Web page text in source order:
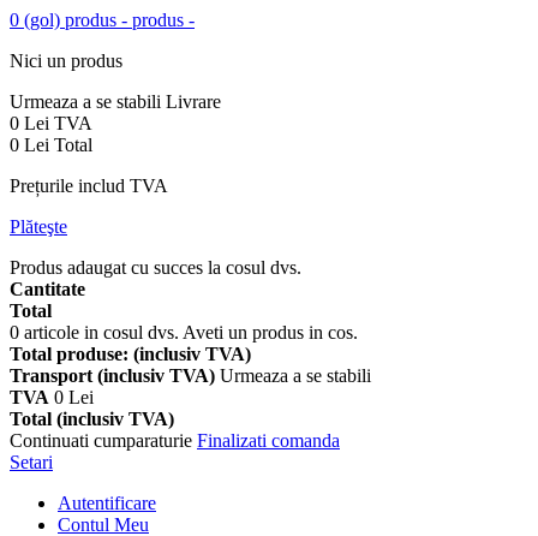
0 (gol) produs - produs -
Nici un produs
Urmeaza a se stabili Livrare
0 Lei TVA
0 Lei Total
Prețurile includ TVA
Plăteşte
Produs adaugat cu succes la cosul dvs.
Cantitate
Total
0 articole in cosul dvs. Aveti un produs in cos.
Total produse: (inclusiv TVA)
Transport (inclusiv TVA) Urmeaza a se stabili
TVA 0 Lei
Total (inclusiv TVA)
Continuati cumparaturie Finalizati comanda
Setari
Autentificare
Contul Meu